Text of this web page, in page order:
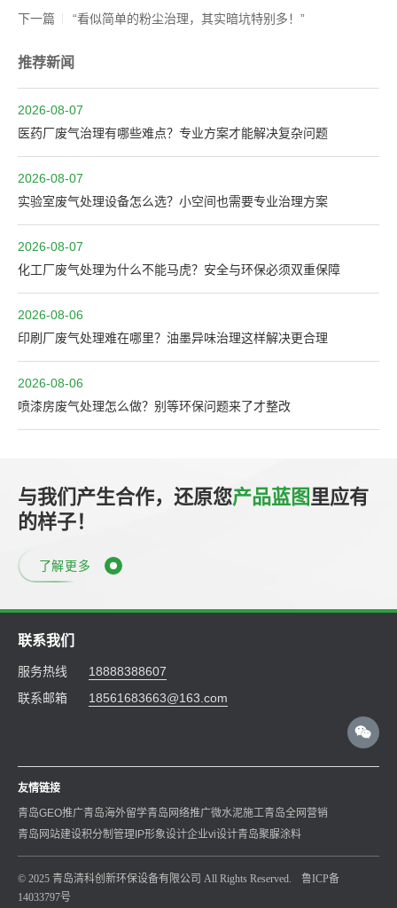
下一篇
“看似简单的粉尘治理，其实暗坑特别多！”
推荐新闻
2026-08-07
医药厂废气治理有哪些难点？专业方案才能解决复杂问题
2026-08-07
实验室废气处理设备怎么选？小空间也需要专业治理方案
2026-08-07
化工厂废气处理为什么不能马虎？安全与环保必须双重保障
2026-08-06
印刷厂废气处理难在哪里？油墨异味治理这样解决更合理
2026-08-06
喷漆房废气处理怎么做？别等环保问题来了才整改
与我们产生合作，还原您产品蓝图里应有
的样子！
了解更多
联系我们
服务热线
18888388607
联系邮箱
18561683663@163.com
友情链接
青岛GEO推广青岛海外留学青岛网络推广微水泥施工青岛全网营销
青岛网站建设积分制管理 IP形象设计企业vi设计青岛聚脲涂料
© 2025 青岛清科创新环保设备有限公司 All Rights Reserved.
鲁ICP备
14033797号